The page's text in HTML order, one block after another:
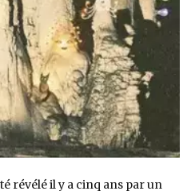
révélé il y a cinq ans par un